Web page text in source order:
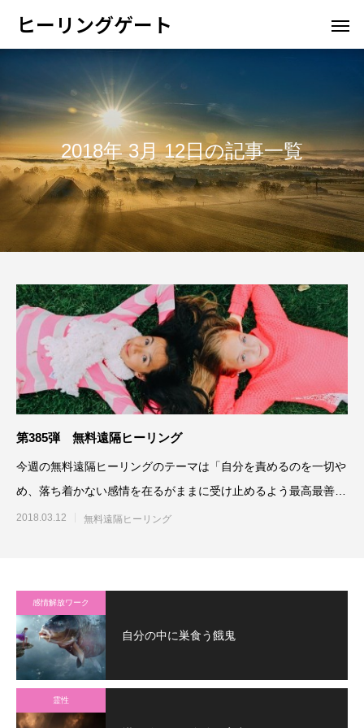
ヒーリングゲート
2018年 3月 12日の記事一覧
第385弾 無料遠隔ヒーリング
今週の無料遠隔ヒーリングのテーマは「自分を責めるのを一切や
め、落ち着かない感情を在るがままに受け止めるよう最高最善に
働きかける」です。参加さ
2018.03.12 無料遠隔ヒーリング
感情解放ワーク
自分の中に巣食う餓鬼
霊性